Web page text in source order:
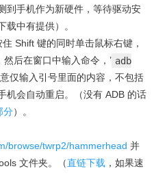
到手机作为新硬件，等待驱动安
载中有提供）。
Shift 键的同时单击鼠标右键，
然后在窗口中输入命令，’ adb
意仅输入引号里面的内容，不包括
机会自动重启。（没有 ADB 的话
分）。
browse/twrp2/hammerhead 并
文件夹。（直链下载 ，如果速